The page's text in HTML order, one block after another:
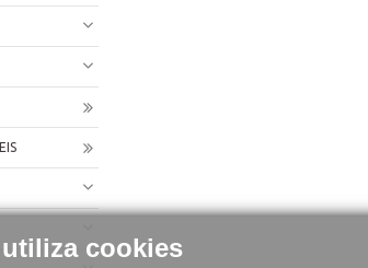
cookies